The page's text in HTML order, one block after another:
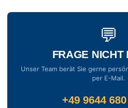
💬
FRAGE NICHT
Unser Team berät Sie gerne
per E-Mail.
+49 9644